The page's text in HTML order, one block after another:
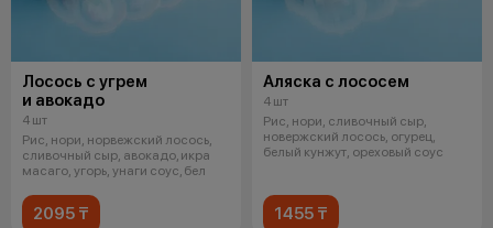
Лосось с угрем
и авокадо
4 шт
Рис, нори, норвежский лосось,
сливочный сыр, авокадо, икра
масаго, угорь, унаги соус, бел
2095 ₸
Аляска с лососем
4 шт
Рис, нори, сливочный сыр,
новержский лосось, огурец,
белый кунжут, ореховый соус
1455 ₸